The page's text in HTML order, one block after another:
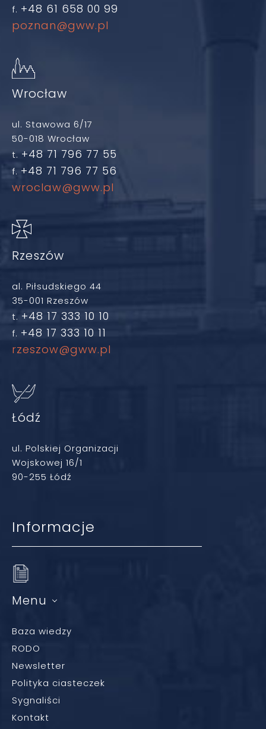
f. +48 61 658 00 99
poznan@gww.pl
Wrocław
ul. Stawowa 6/17
50-018 Wrocław
t. +48 71 796 77 55
f. +48 71 796 77 56
wroclaw@gww.pl
Rzeszów
al. Piłsudskiego 44
35-001 Rzeszów
t. +48 17 333 10 10
f. +48 17 333 10 11
rzeszow@gww.pl
Łódź
ul. Polskiej Organizacji
Wojskowej 16/1
90-255 Łódź
Informacje
Menu
Baza wiedzy
RODO
Newsletter
Polityka ciasteczek
Sygnaliści
Kontakt